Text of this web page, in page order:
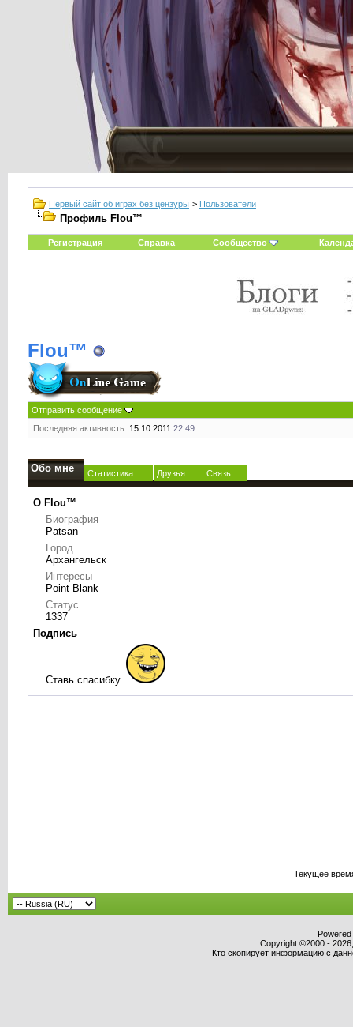
Первый сайт об играх без цензуры > Пользователи
Профиль Flou™
Регистрация Справка Сообщество
Flou™
Отправить сообщение
Последняя активность: 15.10.2011 22:49
Обо мне Статистика Друзья Связь
О Flou™
Биография
Patsan
Город
Архангельск
Интересы
Point Blank
Статус
1337
Подпись
Ставь спасибку.
Текущее
Copyright ©2000 -
Кто скопирует информацию с